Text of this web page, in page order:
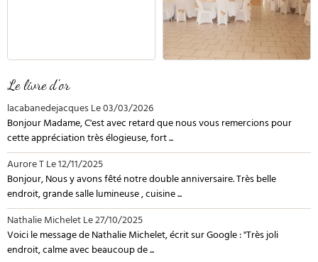
Le livre d'or
lacabanedejacquesLe 03/03/2026
Bonjour Madame, C'est avec retard que nous vous remercions pour
cette appréciation très élogieuse, fort ...
Aurore TLe 12/11/2025
Bonjour, Nous y avons fêté notre double anniversaire. Très belle
endroit, grande salle lumineuse , cuisine ...
Nathalie MicheletLe 27/10/2025
Voici le message de Nathalie Michelet, écrit sur Google : "Très joli
endroit, calme avec beaucoup de ...